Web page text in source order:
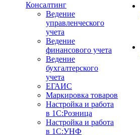
Консалтинг
Ведение
управленческого
учета
Ведение
финансового учета
Ведение
бухгалтерского
учета
ЕГАИС
Маркировка товаров
Настройка и работа
в 1С:Розница
Настройка и работа
в 1С:УНФ